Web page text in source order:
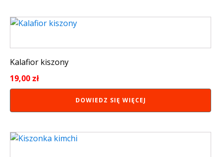
Kalafior kiszony
19,00 zł
DOWIEDZ SIĘ WIĘCEJ